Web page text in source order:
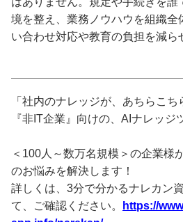
境を整え、業務ノウハウを組織全
い合わせ対応や教育の負担を減ら
「社内のナレッジが、あちらこち
『非IT企業』向けの、AIナレッジ
＜100人～数万名規模＞の企業様
のお悩みを解決します！
詳しくは、3分で分かるナレカン
て、ご確認ください。
https://